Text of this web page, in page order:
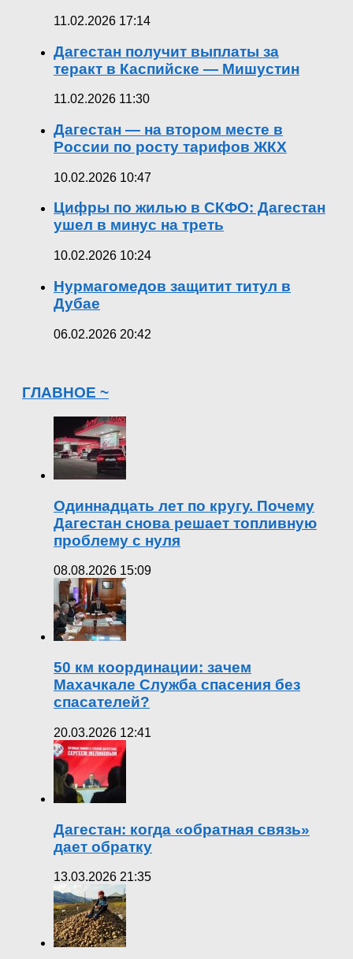
11.02.2026 17:14
Дагестан получит выплаты за
теракт в Каспийске — Мишустин
11.02.2026 11:30
Дагестан — на втором месте в
России по росту тарифов ЖКХ
10.02.2026 10:47
Цифры по жилью в СКФО: Дагестан
ушел в минус на треть
10.02.2026 10:24
Нурмагомедов защитит титул в
Дубае
06.02.2026 20:42
ГЛАВНОЕ ~
Одиннадцать лет по кругу. Почему
Дагестан снова решает топливную
проблему с нуля
08.08.2026 15:09
50 км координации: зачем
Махачкале Служба спасения без
спасателей?
20.03.2026 12:41
Дагестан: когда «обратная связь»
дает обратку
13.03.2026 21:35